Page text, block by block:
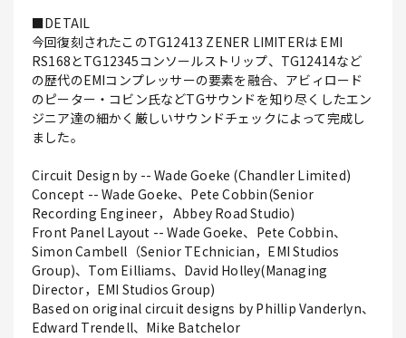
■DETAIL
今回復刻されたこのTG12413 ZENER LIMITERは EMI
RS168とTG12345コンソールストリップ、TG12414など
の歴代のEMIコンプレッサーの要素を融合、アビィロード
のピーター・コビン氏などTGサウンドを知り尽くしたエン
ジニア達の細かく厳しいサウンドチェックによって完成し
ました。
Circuit Design by -- Wade Goeke (Chandler Limited)
Concept -- Wade Goeke、Pete Cobbin(Senior
Recording Engineer， Abbey Road Studio)
Front Panel Layout -- Wade Goeke、Pete Cobbin、
Simon Cambell（Senior TEchnician，EMI Studios
Group)、Tom Eilliams、David Holley(Managing
Director，EMI Studios Group)
Based on original circuit designs by Phillip Vanderlyn、
Edward Trendell、Mike Batchelor